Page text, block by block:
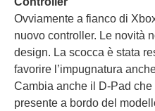
Ovviamente a fianco di
nuovo controller. Le novità
design. La scocca è stata
favorire l’impugnatura
Cambia anche il D-Pad
presente a bordo del